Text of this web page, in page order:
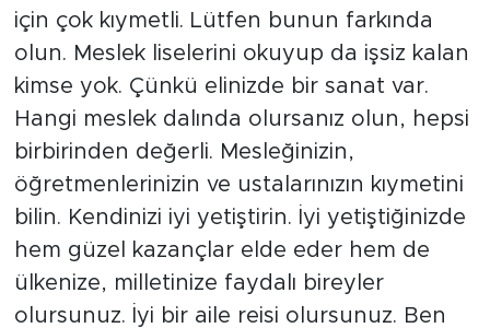
için çok kıymetli. Lütfen bunun farkında
olun. Meslek liselerini okuyup da işsiz kalan
kimse yok. Çünkü elinizde bir sanat var.
Hangi meslek dalında olursanız olun, hepsi
birbirinden değerli. Mesleğinizin,
öğretmenlerinizin ve ustalarınızın kıymetini
bilin. Kendinizi iyi yetiştirin. İyi yetiştiğinizde
hem güzel kazançlar elde eder hem de
ülkenize, milletinize faydalı bireyler
olursunuz. İyi bir aile reisi olursunuz. Ben